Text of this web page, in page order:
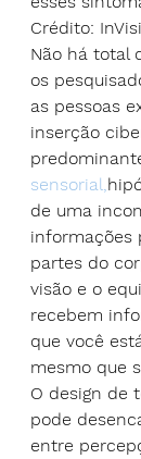
Crédito:
Não há total
os
as pessoas
inserção
sensorial,
de uma
informações
partes do
visão e o
recebem
que você
mesmo que
O design de
pode
entre